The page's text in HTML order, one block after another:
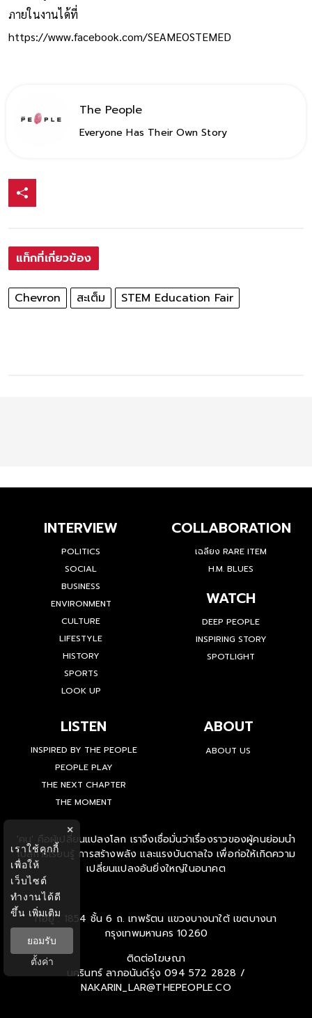
ภายในงานได้ที่
https://www.facebook.com/SEAMEOSTEMED
The People
Everyone Has Their Own Story
แท็กที่เกี่ยวข้อง
Chevron สะเต็ม STEM Education Fair
INTERVIEW
POLITICS
SOCIAL
BUSINESS
ENVIRONMENT
CULTURE
LIFESTYLE
HISTORY
SPORTS
LOOK UP
COLLABORATION
เฉลียง RARE ITEM
H.M. BLUES
WATCH
DEEP PEOPLE
INSPIRING STORY
SPOTLIGHT
LISTEN
INSPIRED BY THE PEOPLE
PEOPLE PLAY
THE NEXT CHAPTER
THE MOMENT
ABOUT
ABOUT US
'คน' คือผู้เปลี่ยนแปลงโลก เราจึงเชื่อมั่นว่าเรื่องราวของผู้คนย่อมนำ
ไปสู่การเรียนรู้ การสร้างพลัง และแรงบันดาลใจ เพื่อก่อให้เกิดความ
เปลี่ยนแปลงอันยิ่งใหญ่ในอนาคต
ที่อยู่ : 1854 ชั้น 6 ถ. เทพรัตน แขวงบางนาใต้ เขตบางนา
กรุงเทพมหานคร 10260
ติดต่อโฆษณา
นครินทร์ ลาภอนันด์รุ่ง 094 572 2828 /
NAKARIN_LAR@THEPEOPLE.CO
×
เราใช้คุกกี้
เพื่อให้
เว็บไซต์
ทำงานได้ดี
ขึ้น เพิ่มเติม
ยอมรับ
ตั้งค่า